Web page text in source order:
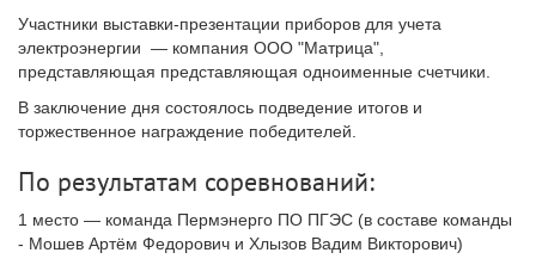
Участники выставки-презентации приборов для учета
электроэнергии — компания ООО "Матрица",
представляющая представляющая одноименные счетчики.
В заключение дня состоялось подведение итогов и
торжественное награждение победителей.
По результатам соревнований:
1 место — команда Пермэнерго ПО ПГЭС (в составе команды
- Мошев Артём Федорович и Хлызов Вадим Викторович)